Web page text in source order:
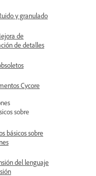
y granulado
de
de detalles
Cycore
sobre
básicos sobre
del lenguaje